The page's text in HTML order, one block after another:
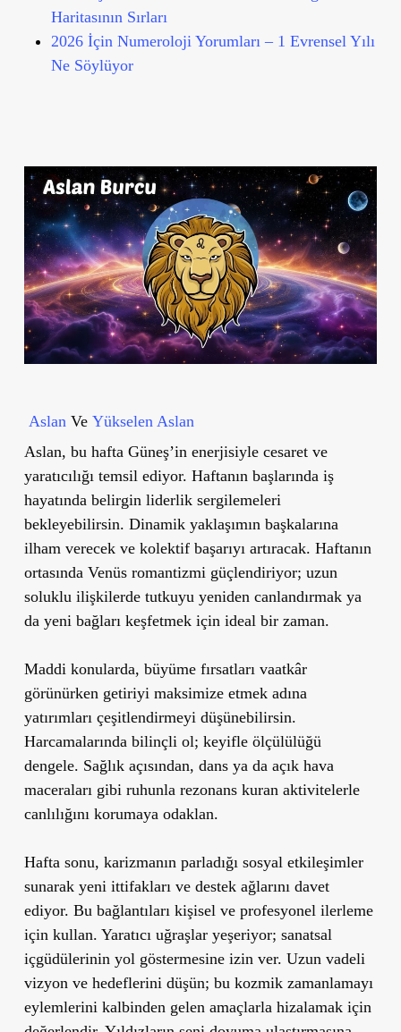
Haritasının Sırları
2026 İçin Numeroloji Yorumları – 1 Evrensel Yılı
Ne Söylüyor
AslanVe Yükselen Aslan
Aslan, bu hafta Güneş’in enerjisiyle cesaret ve
yaratıcılığı temsil ediyor. Haftanın başlarında iş
hayatında belirgin liderlik sergilemeleri
bekleyebilirsin. Dinamik yaklaşımın başkalarına
ilham verecek ve kolektif başarıyı artıracak. Haftanın
ortasında Venüs romantizmi güçlendiriyor; uzun
soluklu ilişkilerde tutkuyu yeniden canlandırmak ya
da yeni bağları keşfetmek için ideal bir zaman.
Maddi konularda, büyüme fırsatları vaatkâr
görünürken getiriyi maksimize etmek adına
yatırımları çeşitlendirmeyi düşünebilirsin.
Harcamalarında bilinçli ol; keyifle ölçülülüğü
dengele. Sağlık açısından, dans ya da açık hava
maceraları gibi ruhunla rezonans kuran aktivitelerle
canlılığını korumaya odaklan.
Hafta sonu, karizmanın parladığı sosyal etkileşimler
sunarak yeni ittifakları ve destek ağlarını davet
ediyor. Bu bağlantıları kişisel ve profesyonel ilerleme
için kullan. Yaratıcı uğraşlar yeşeriyor; sanatsal
içgüdülerinin yol göstermesine izin ver. Uzun vadeli
vizyon ve hedeflerini düşün; bu kozmik zamanlamayı
eylemlerini kalbinden gelen amaçlarla hizalamak için